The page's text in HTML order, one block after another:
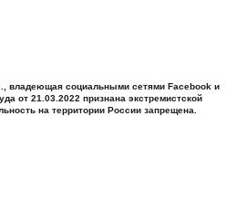
владеющая социальными сетями Facebook и
от 21.03.2022 признана экстремистской
на территории России запрещена.